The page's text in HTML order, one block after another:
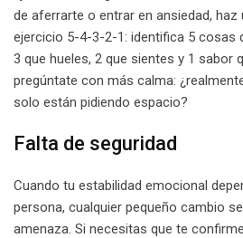
de aferrarte o entrar en ansiedad, haz
ejercicio 5-4-3-2-1: identifica 5 cosas
3 que hueles, 2 que sientes y 1 sabor
pregúntate con más calma:
solo están pidiendo espacio?
Falta de seguridad
Cuando tu estabilidad emocional
persona, cualquier pequeño cambio
amenaza. Si necesitas que te